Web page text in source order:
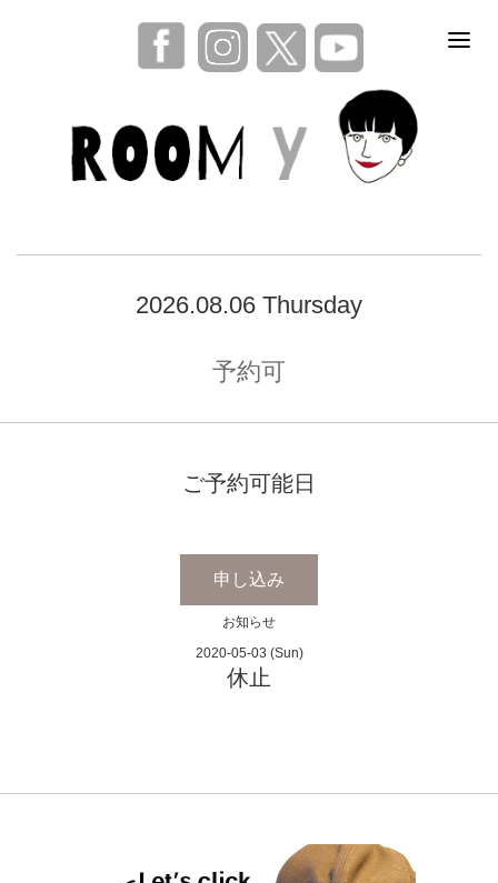
2026.08.06 Thursday
予約可
ご予約可能日
申し込み
お知らせ
2020-05-03 (Sun)
休止